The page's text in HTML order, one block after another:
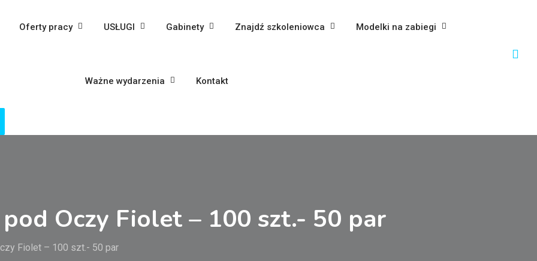
Oferty pracy USŁUGI Gabinety Znajdź szkoleniowca Modelki na zabiegi
Ważne wydarzenia Kontakt
Oczy Fiolet – 100 szt.- 50 par
Fiolet – 100 szt.- 50 par